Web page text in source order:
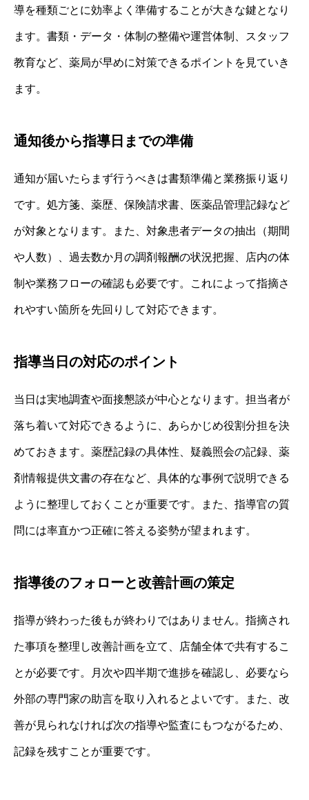
導を種類ごとに効率よく準備することが大きな鍵となり
ます。書類・データ・体制の整備や運営体制、スタッフ
教育など、薬局が早めに対策できるポイントを見ていき
ます。
通知後から指導日までの準備
通知が届いたらまず行うべきは書類準備と業務振り返り
です。処方箋、薬歴、保険請求書、医薬品管理記録など
が対象となります。また、対象患者データの抽出（期間
や人数）、過去数か月の調剤報酬の状況把握、店内の体
制や業務フローの確認も必要です。これによって指摘さ
れやすい箇所を先回りして対応できます。
指導当日の対応のポイント
当日は実地調査や面接懇談が中心となります。担当者が
落ち着いて対応できるように、あらかじめ役割分担を決
めておきます。薬歴記録の具体性、疑義照会の記録、薬
剤情報提供文書の存在など、具体的な事例で説明できる
ように整理しておくことが重要です。また、指導官の質
問には率直かつ正確に答える姿勢が望まれます。
指導後のフォローと改善計画の策定
指導が終わった後もが終わりではありません。指摘され
た事項を整理し改善計画を立て、店舗全体で共有するこ
とが必要です。月次や四半期で進捗を確認し、必要なら
外部の専門家の助言を取り入れるとよいです。また、改
善が見られなければ次の指導や監査にもつながるため、
記録を残すことが重要です。